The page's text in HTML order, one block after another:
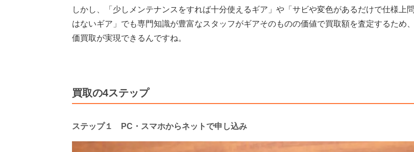
しかし、「少しメンテナンスをすれば十分使えるギア」や「サビや変色があるだけで仕様上
はないギア」でも専門知識が豊富なスタッフがギアそのものの価値で買取額を査定するため
価買取が実現できるんですね。
買取の4ステップ
ステップ１ PC・スマホからネットで申し込み